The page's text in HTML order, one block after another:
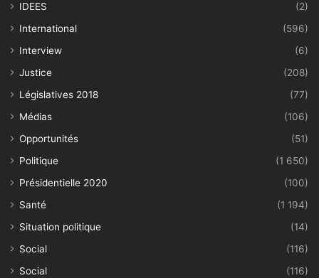
IDEES
(2)
International
(596)
Interview
(6)
Justice
(208)
Législatives 2018
(77)
Médias
(106)
Opportunités
(51)
Politique
(1 650)
Présidentielle 2020
(100)
Santé
(1 194)
Situation politique
(14)
Social
(116)
Social
(116)